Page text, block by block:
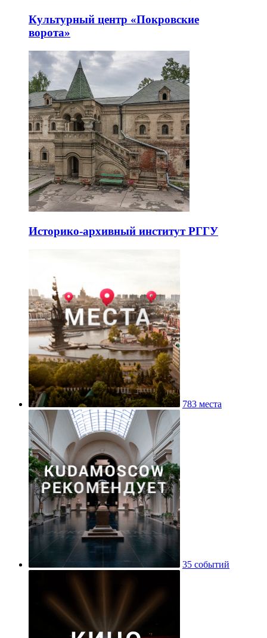
Культурный центр «Покровские
ворота»
Историко-архивный институт РГГУ
783 места
35 событий